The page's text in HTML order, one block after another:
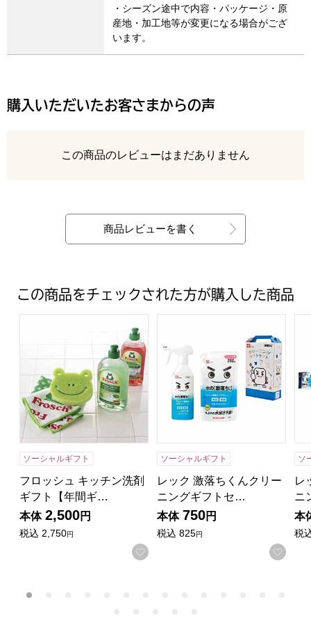
・シーズン途中で内容・パッケージ・原
産地・加工地等が変更になる場合がござ
います。
購入いただいたお客さまからの声
レビュー
この商品のレビューはまだありません
商品レビューを書く
この商品をチェックされた方が購入した商品
ソーシャルギフト
フロッシュ キッチン洗剤
ギフト【年間ギ…
本体 2,500円
税込 2,750円
お気に入りに登録する
ソーシャルギフト
レック 激落ちくんクリー
ニングギフトセ…
本体 750円
税込 825円
お気
ソ
レ
ニ
本
税